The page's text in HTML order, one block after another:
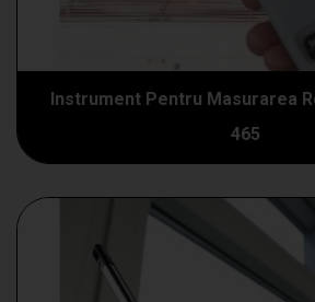
Instrument Pentru Masurarea
465